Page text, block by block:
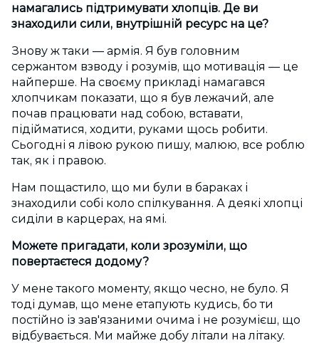
намагались підтримувати хлопців. Де ви
знаходили сили, внутрішній ресурс на це?
Знову ж таки — армія. Я був головним
сержантом взводу і розумів, що мотивація — це
найперше. На своєму прикладі намагався
хлопчикам показати, що я був лежачий, але
почав працювати над собою, вставати,
підійматися, ходити, руками щось робити.
Сьогодні я лівою рукою пишу, малюю, все роблю
так, як і правою.
Нам пощастило, що ми були в бараках і
знаходили собі коло спілкування. А деякі хлопці
сиділи в карцерах, на ямі.
Можете пригадати, коли зрозуміли, що
повертаєтеся додому?
У мене такого моменту, якщо чесно, не було. Я
тоді думав, що мене етапують кудись, бо ти
постійно із зав'язаними очима і не розумієш, що
відбувається. Ми майже добу літали на літаку.